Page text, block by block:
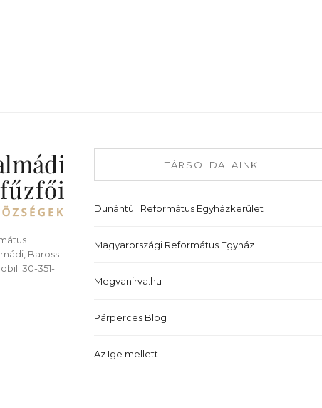
Baross
30-351-
TÁRSOLDALAINK
Dunántúli Református Egyházkerület
Magyarországi Református Egyház
Megvanirva.hu
Párperces Blog
Az Ige mellett